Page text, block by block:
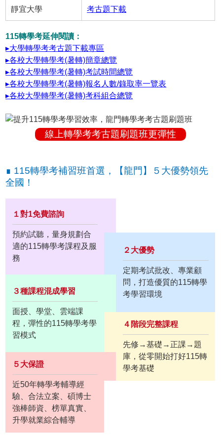
靜宜大學 考古題下載
115轉學考延伸閱讀：
▸大學轉學考考古題下載專區
▸各校大學轉學考(暑轉)簡章總覽
▸各校大學轉學考(暑轉)考試時間總覽
▸各校大學轉學考(暑轉)報名人數/錄取率一覽表
▸各校大學轉學考(暑轉)考科組合總覽
線上轉學考考古題刷題班更彈性
∎ 115轉學考補習班首選，【龍門】５大優勢領先
全國！
１對1免費諮詢
預約試聽，量身規劃合
適的115轉學考課程及服
務
２大優勢
定期考試批改、專業顧
問，打造優質的115轉學
考學習環境
３種課程混成學習
面授、學堂、雲端課
程，彈性的115轉學考學
習模式
４階段完整課程
先修→基礎→正課→題
庫，從零開始打好115轉
學考基礎
５大保證
近50年轉學考輔導經
驗、合法立案、碩博士
強棒師資、榜單真實、
升學就業綜合輔導